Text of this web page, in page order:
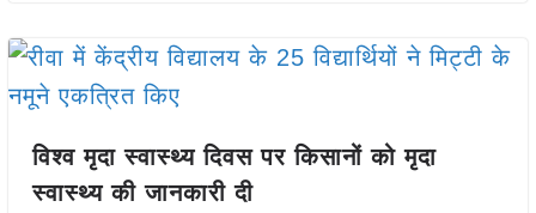
विश्व मृदा स्वास्थ्य दिवस पर किसानों को मृदा
स्वास्थ्य की जानकारी दी